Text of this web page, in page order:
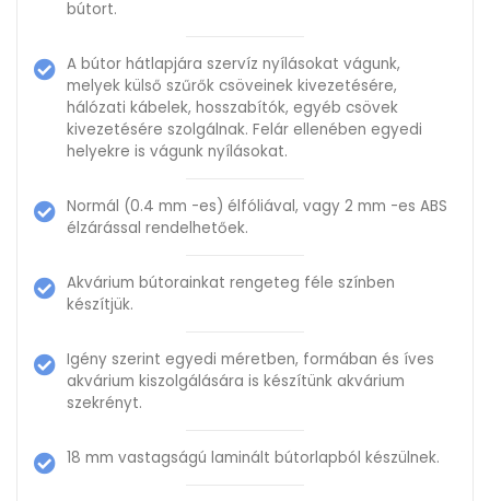
bútort.
A bútor hátlapjára szervíz nyílásokat vágunk,
melyek külső szűrők csöveinek kivezetésére,
hálózati kábelek, hosszabítók, egyéb csövek
kivezetésére szolgálnak. Felár ellenében egyedi
helyekre is vágunk nyílásokat.
Normál (0.4 mm -es) élfóliával, vagy 2 mm -es ABS
élzárással rendelhetőek.
Akvárium bútorainkat rengeteg féle színben
készítjük.
Igény szerint egyedi méretben, formában és íves
akvárium kiszolgálására is készítünk akvárium
szekrényt.
18 mm vastagságú laminált bútorlapból készülnek.